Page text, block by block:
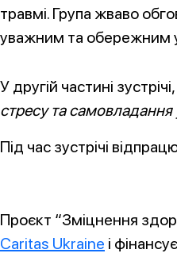
травмі. Група жваво
уважним та обережним
У другій частині
стресу та
Під час зустрічі
Проєкт “Зміцнення
Caritas Ukraine і